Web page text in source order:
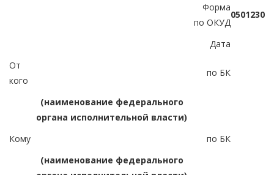
Форма
по ОКУД
0501230
Дата
От
кого
по БК
(наименование федерального
органа исполнительной власти)
Кому
по БК
(наименование федерального